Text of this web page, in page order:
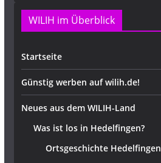
WILIH im Überblick
Startseite
Günstig werben auf wilih.de!
Neues aus dem WILIH-Land
Was ist los in Hedelfingen?
Ortsgeschichte Hedelfingen